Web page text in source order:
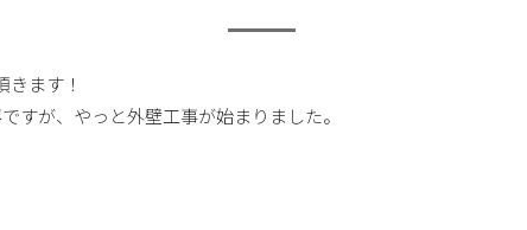
ます！
すが、やっと外壁工事が始まりました。